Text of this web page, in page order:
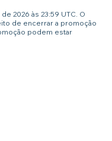
2026 às 23:59 UTC. O
de encerrar a promoção
podem estar